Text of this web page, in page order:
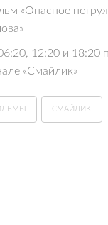
«Опасное
12:20 и 18:20
«Смайлик»
СМАЙЛИК